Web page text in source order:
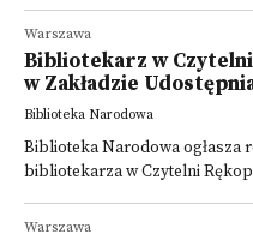
Warszawa
Bibliotekarz w
w Zakładzie
Biblioteka Narodowa
Biblioteka Narodowa ogłasza
bibliotekarza w Czytelni
Warszawa